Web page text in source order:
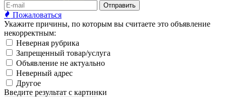
Отправить
Пожаловаться
Укажите причины, по которым вы считаете это объявление
некорректным:
Неверная рубрика
Запрещенный товар/услуга
Объявление не актуально
Неверный адрес
Другое
Введите результат с картинки